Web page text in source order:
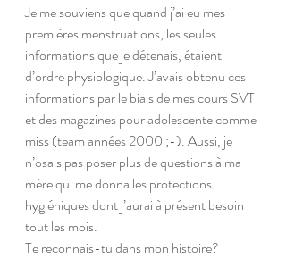
Je me souviens que quand j’ai eu mes
premières menstruations, les seules
informations que je détenais, étaient
d’ordre physiologique. J’avais obtenu ces
informations par le biais de mes cours SVT
et des magazines pour adolescente comme
miss (team années 2000 ;-). Aussi, je
n’osais pas poser plus de questions à ma
mère qui me donna les protections
hygiéniques dont j’aurai à présent besoin
tout les mois.
Te reconnais-tu dans mon histoire?